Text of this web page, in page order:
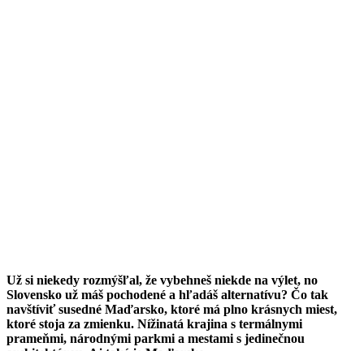
Už si niekedy rozmýšľal, že vybehneš niekde na výlet, no
Slovensko už máš pochodené a hľadáš alternatívu? Čo tak
navštíviť susedné Maďarsko, ktoré má plno krásnych miest,
ktoré stoja za zmienku. Nížinatá krajina s termálnymi
prameňmi, národnými parkmi a mestami s jedinečnou